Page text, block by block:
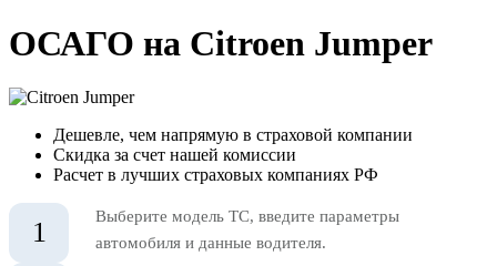
ОСАГО на Citroen Jumper
Дешевле, чем напрямую в страховой компании
Скидка за счет нашей комиссии
Расчет в лучших страховых компаниях РФ
1
Выберите модель ТС, введите параметры
автомобиля и данные водителя.